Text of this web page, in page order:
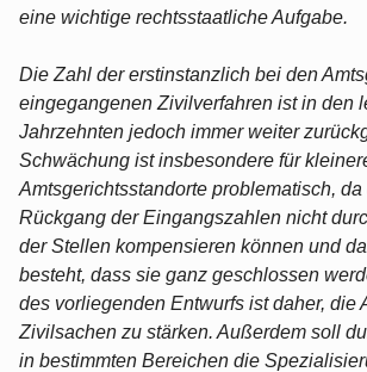
eine wichtige rechtsstaatliche Aufgabe.
Die Zahl der erstinstanzlich bei den
eingegangenen Zivilverfahren ist in den
Jahrzehnten jedoch immer weiter
Schwächung ist insbesondere für
Amtsgerichtsstandorte problematisch,
Rückgang der Eingangszahlen nicht
der Stellen kompensieren können und
besteht, dass sie ganz geschlossen
des vorliegenden Entwurfs ist daher, die
Zivilsachen zu stärken. Außerdem soll
in bestimmten Bereichen die